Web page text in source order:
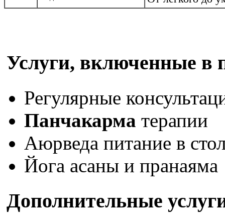
Услуги, включенные в
Регулярные
Панчакарма терапии
Аюрведа питание в
Йога асаны и пранаяма
Дополнительные